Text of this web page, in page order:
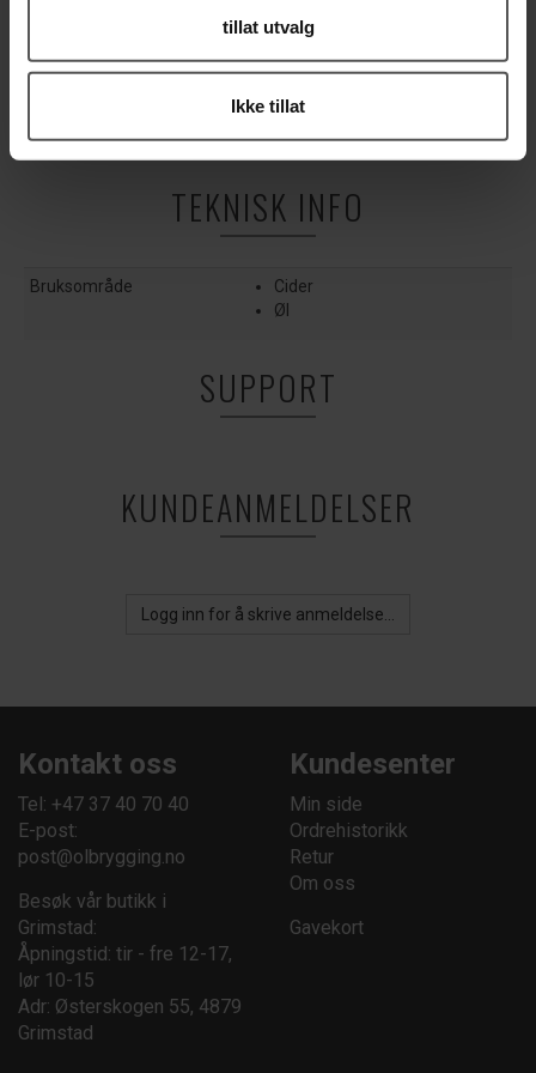
tillat utvalg
Ikke tillat
Forpakningen har zip-lock for hygienisk oppbevaring,
slik at du enkelt kan holde oversikt over restene som
TEKNISK INFO
Bruksområde
Cider
Øl
SUPPORT
KUNDEANMELDELSER
Logg inn for å skrive anmeldelse...
Kontakt oss
Tel: +47 37 40 70 40
E-post:
post@olbrygging.no
Besøk vår butikk i
Grimstad:
Åpningstid: tir - fre 12-17,
lør 10-15
Adr: Østerskogen 55, 4879
Grimstad
Kundesenter
Min side
Ordrehistorikk
Retur
Om oss
Gavekort